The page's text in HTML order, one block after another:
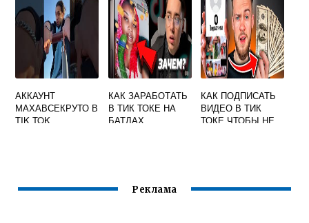
АККАУНТ
МАХАВСЕКРУТО В
TIK TOK
КАК ЗАРАБОТАТЬ
В ТИК ТОКЕ НА
БАТЛАХ
КАК ПОДПИСАТЬ
ВИДЕО В ТИК
ТОКЕ ЧТОБЫ НЕ
Реклама